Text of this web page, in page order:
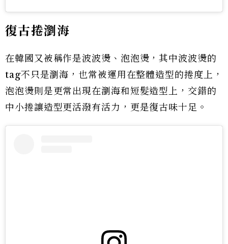
復古捲瀏海
在韓國又被稱作是波波燙、泡泡燙，其中波波燙的
tag不只是瀏海，也常被運用在整體造型的捲度上，
泡泡燙則是更常出現在瀏海和短髮造型上，交錯的
中小捲讓造型更活潑有活力，更是復古味十足。